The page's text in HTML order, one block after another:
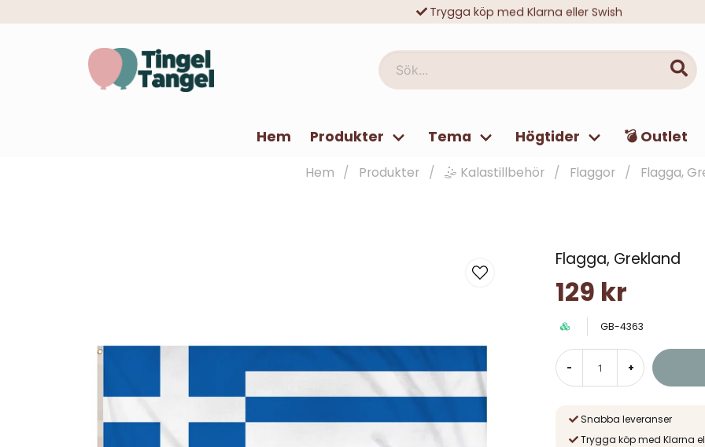
Trygga köp med Klarna eller Swish
Sök...
Hem Produkter Tema Högtider 💣 Outlet
Hem Produkter 🤹 Kalastillbehör Flaggor Flagga,
Flagga, Grekland
129 kr
GB-4363
- +
Snabba leveranser
Trygga köp med Klarna